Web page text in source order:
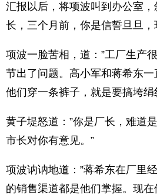
汇报以后，将项波叫到办公室，
长，三个月前，你是信誓旦旦，
项波一脸苦相，道：”工厂生产
节出了问题。高小军和蒋希东一
他们穿一条裤子，就是要搞垮绢
黄子堤怒道：”你是厂长，难道
市长对你有意见。”
项波讷讷地道：”蒋希东在厂里
的销售渠道都是他们掌握。现